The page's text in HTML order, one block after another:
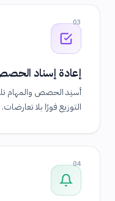
03
إعادة إسناد
أسنِد الحصص والمهام
التوزيع فورًا بلا تعارضات.
04